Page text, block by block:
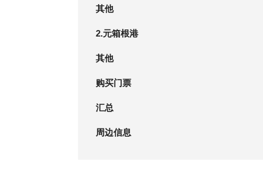
其他
2.元箱根港
其他
购买门票
汇总
周边信息